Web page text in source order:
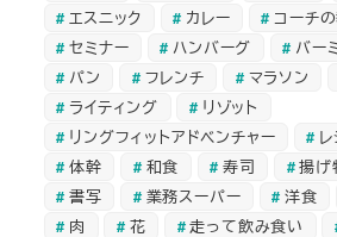
エスニック
カレー コーチ
セミナー
ハンバーグ バー
パン
フレンチ マラソン
ライティング
リゾット
リングフィットアドベンチャー
体幹
和食 寿司 揚げ
書写
業務スーパー 洋食
肉
花 走って飲み食い